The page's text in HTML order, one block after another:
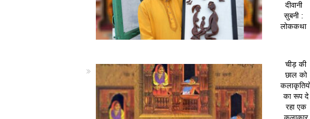
दीवानी
सुबनी :
लोककथा
चीड़ की
छाल को
का रूप दे
रहा एक
कलाकार